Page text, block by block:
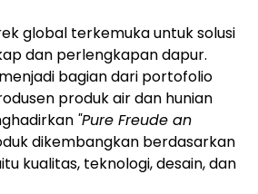
global terkemuka untuk solusi
dan perlengkapan dapur.
menjadi bagian dari portofolio
produk air dan hunian
"Pure Freude an
dikembangkan berdasarkan
kualitas, teknologi, desain, dan